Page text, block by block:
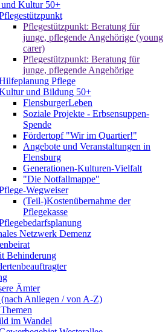
und Kultur 50+
Pflegestützpunkt: Beratung für
junge, pflegende Angehörige (young
carer)
Pflegestützpunkt: Beratung für
junge, pflegende Angehörige
Pflege
und Bildung 50+
FlensburgerLeben
Soziale Projekte - Erbsensuppen-
Spende
Fördertopf "Wir im Quartier!"
Angebote und Veranstaltungen in
Flensburg
Generationen-Kulturen-Vielfalt
"Die Notfallmappe"
Wegweiser
(Teil-)Kostenübernahme der
Pflegekasse
Netzwerk Demenz
Behinderung
Ämter
Anliegen / von A-Z)
im Wandel